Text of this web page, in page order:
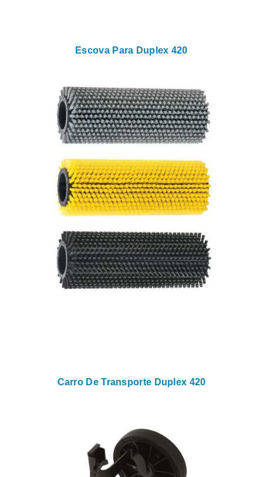
Escova Para Duplex 420
Carro De Transporte Duplex 420